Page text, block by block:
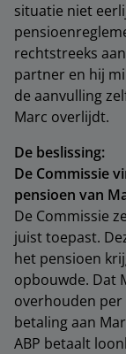
situatie niet
rechtstreeks
partner en hij
de aanvulling
Marc overlijdt.
De beslissing:
De Commissie
pensioen van
De Commissie
juist toepast.
het pensioen
opbouwde. Dat
overhouden
betaling aan
ABP betaalt